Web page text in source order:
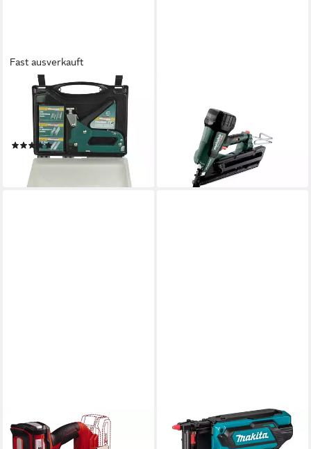
Fast ausverkauft
BRÜDER MANNESMANN
WERKZEUGE
Nagler Tacker, im Plastikkoffer
M48410
(4)
21,94 €
lieferbar - in 2-3 Werktagen bei dir
NFR 18 LTX 90 BL metaBOX
ab 601,90 €
lieferbar - in 7-9 Werktagen bei dir
EINHELL
Nagler Akku-Nagler FIXETTO
MAKITA
Nagler DPT353ZJ Akku-